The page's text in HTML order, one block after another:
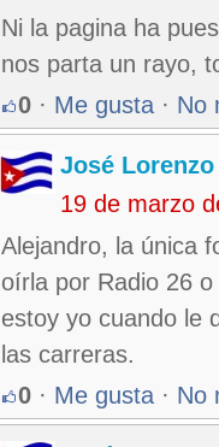
Ni la pagina ha
nos parta un rayo,
0 · Me gusta · No
José
19 de marzo
Alejandro, la única
oírla por Radio 26
estoy yo cuando le
las carreras.
0 · Me gusta · No